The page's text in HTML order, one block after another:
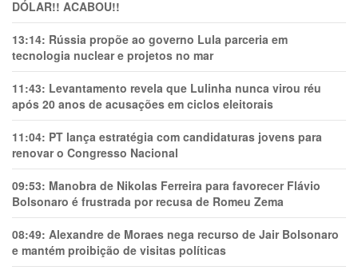
DÓLAR!! ACABOU!!
13:14: Rússia propõe ao governo Lula parceria em
tecnologia nuclear e projetos no mar
11:43: Levantamento revela que Lulinha nunca virou réu
após 20 anos de acusações em ciclos eleitorais
11:04: PT lança estratégia com candidaturas jovens para
renovar o Congresso Nacional
09:53: Manobra de Nikolas Ferreira para favorecer Flávio
Bolsonaro é frustrada por recusa de Romeu Zema
08:49: Alexandre de Moraes nega recurso de Jair Bolsonaro
e mantém proibição de visitas políticas